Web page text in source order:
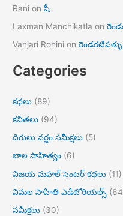
Rani onషీ
Laxman Manchikatla on
Vanjari Rohini onరెండరటిపళ్ళు
Categories
కధలు (89)
కవితలు (94)
దిగులు వర్ణం సమీక్షలు (5)
బాల సాహిత్యం (6)
విజయ మహల్ సెంటర్ కథలు (11)
విమల సాహితి ఎడిటోరియల్స్
సమీక్షలు (30)